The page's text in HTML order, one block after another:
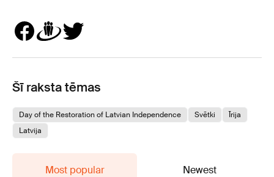
Šī raksta tēmas
Day of the Restoration of Latvian Independence Svētki
Īrija
Latvija
Most popular Newest